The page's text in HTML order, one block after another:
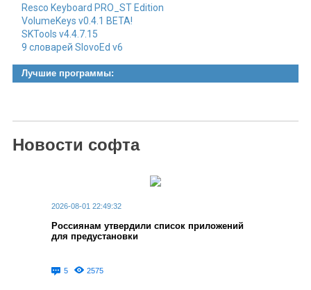
Resco Keyboard PRO_ST Edition
VolumeKeys v0.4.1 BETA!
SKTools v4.4.7.15
9 словарей SlovoEd v6
Лучшие программы:
Новости софта
2026-08-01 22:49:32
Россиянам утвердили список приложений
для предустановки
5 2575